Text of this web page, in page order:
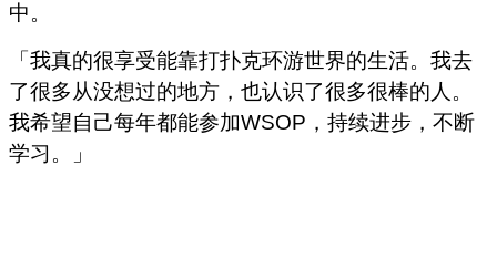
中。
「我真的很享受能靠打扑克环游世界的生活。我去
了很多从没想过的地方，也认识了很多很棒的人。
我希望自己每年都能参加WSOP，持续进步，不断
学习。」